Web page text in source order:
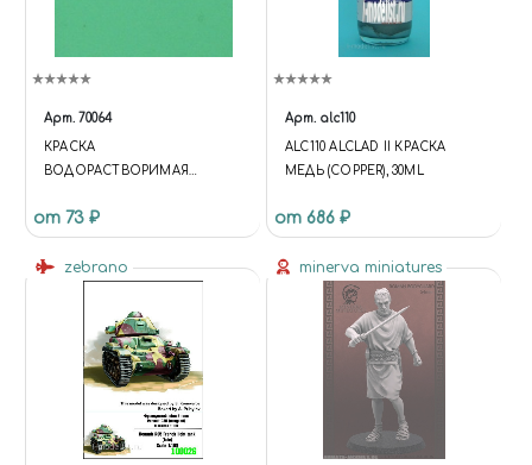
Арт. 70064
КРАСКА
ВОДОРАСТВОРИМАЯ
GREEN ОКРАСКА
НАДВОДНЫХ БОРТОВ
КОРАБЛЕЙ ВМФ АНГЛИИ С
от 73 ₽
Арт. alc110
ALC110 ALCLAD II КРАСКА
МЕДЬ (COPPER), 30ML
от 686 ₽
zebrano minerva miniatures